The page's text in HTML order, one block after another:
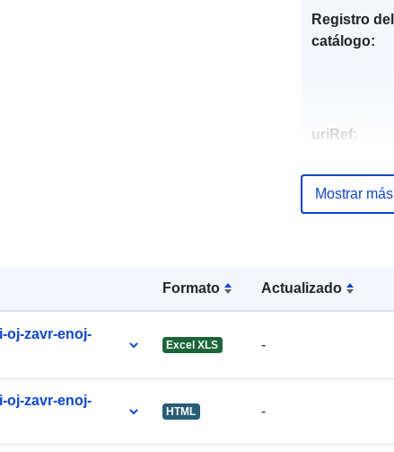
Formato Actualizado
oj-zavr-enoj-
Excel XLS -
oj-zavr-enoj-
HTML -
Registro del
catálogo:
uriRef:
Mostrar más